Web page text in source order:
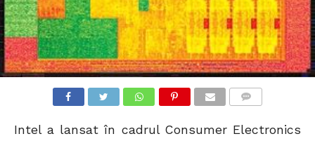
Intel a lansat în cadrul Consumer Electronics